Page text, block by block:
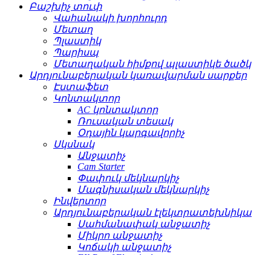
Բաշխիչ տուփ
Վահանակի խորհուրդ
Մետաղ
Պլաստիկ
Պարիսպ
Մետաղական հիմքով պլաստիկե ծածկ
Արդյունաբերական կառավարման սարքեր
Էստաֆետ
Կոնտակտոր
AC կոնտակտոր
Ռուսական տեսակ
Օդային կարգավորիչ
Սկսնակ
Անջատիչ
Cam Starter
Փափուկ մեկնարկիչ
Մագնիսական մեկնարկիչ
Ինվերտոր
Արդյունաբերական էլեկտրատեխնիկա
Սահմանափակ անջատիչ
Միկրո անջատիչ
Կոճակի անջատիչ